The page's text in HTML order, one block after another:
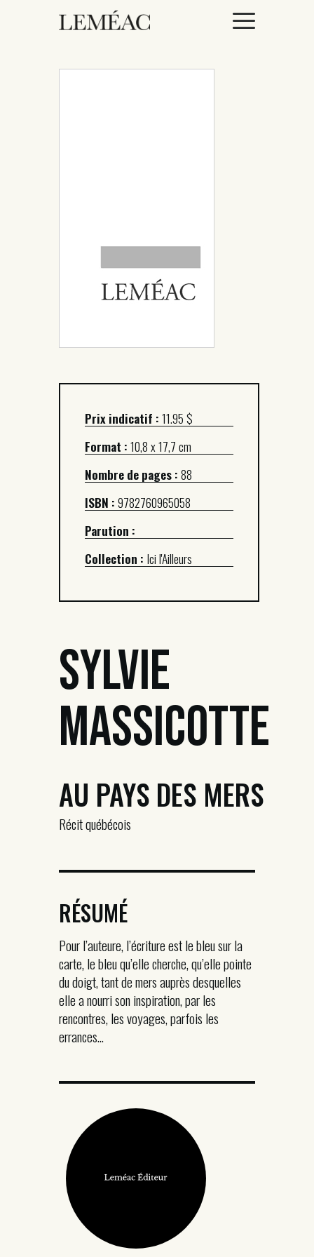
À PROPOS
Prix indicatif :11.95 $
Format :10,8 x 17,7 cm
Nombre de pages :88
ISBN :9782760965058
Parution :
Collection : Ici l'Ailleurs
Sylvie
Massicotte
AU PAYS DES MERS
Récit québécois
RÉSUMÉ
Pour l’auteure, l’écriture est le bleu sur la
carte, le bleu qu’elle cherche, qu’elle pointe
du doigt, tant de mers auprès desquelles
elle a nourri son inspiration, par les
rencontres, les voyages, parfois les
errances…